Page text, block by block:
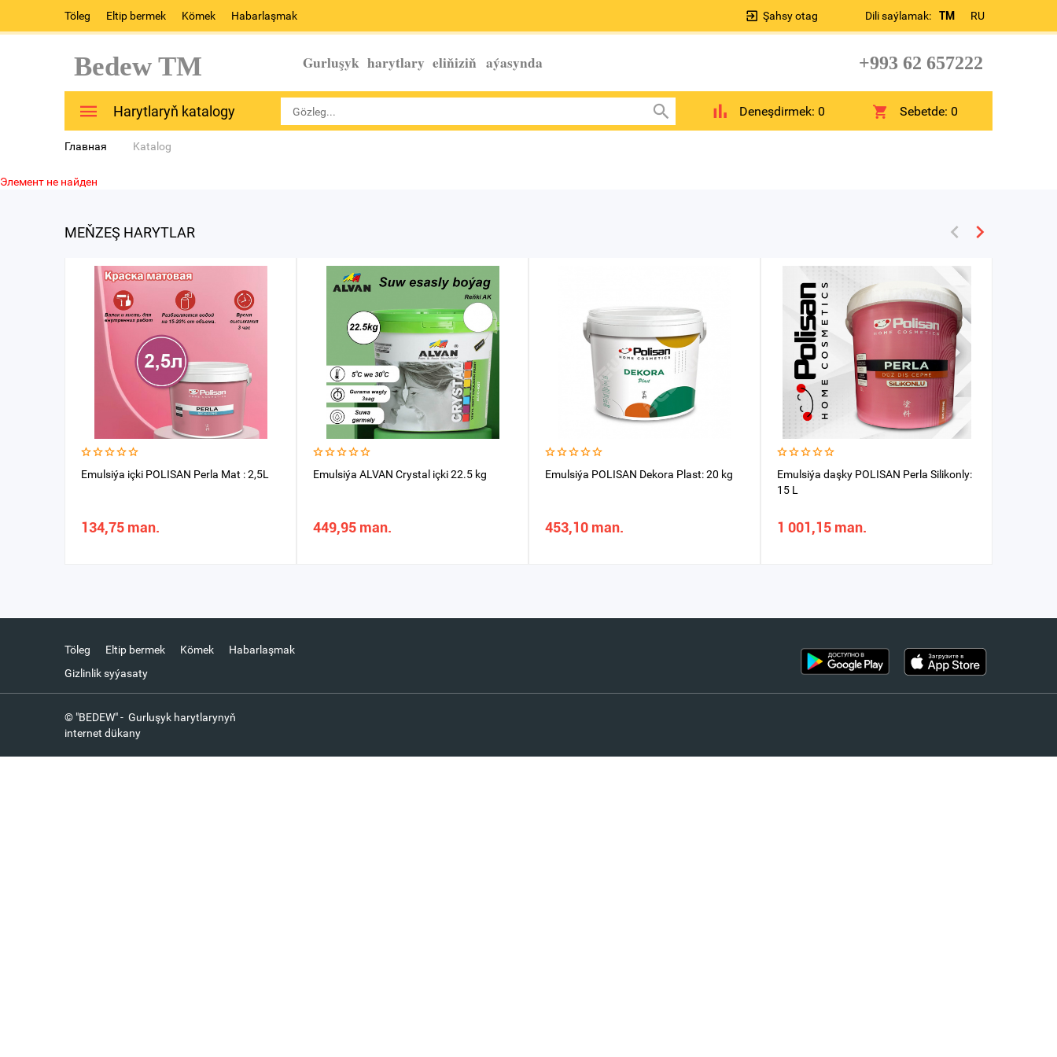
Töleg Eltip bermek Kömek Habarlaşmak Dili saýlamak: TM RU
Şahsy otag
Bedew TM Gurluşyk harytlary eliňiziň aýasynda +993 62 657222
Harytlaryň katalogy Deneşdirmek: 0 Sebetde:0
Главная Katalog
Элемент не найден
MEŇZEŞ HARYTLAR
Emulsiýa içki POLISAN Perla Mat : 2,5L
134,75 man.
Emulsiýa ALVAN Crystal içki 22.5 kg
449,95 man.
Emulsiýa POLISAN Dekora Plast: 20 kg
453,10 man.
Emulsiýa daşky POLISAN Perla Silikonly:
15 L
1 001,15 man.
Töleg Eltip bermek Kömek
Habarlaşmak
Gizlinlik syýasaty
© "BEDEW" - Gurluşyk harytlarynyň
internet dükany